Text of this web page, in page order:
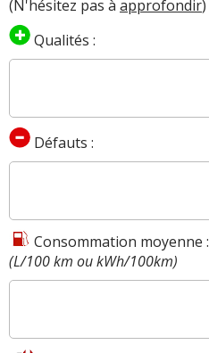
(N'hésitez pas à approfondir)
Qualités :
Défauts :
Consommation moyenne :
(L/100 km ou kWh/100km)